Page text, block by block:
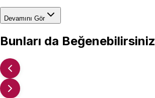
Devamını Gör
Bunları da Beğenebilirsiniz